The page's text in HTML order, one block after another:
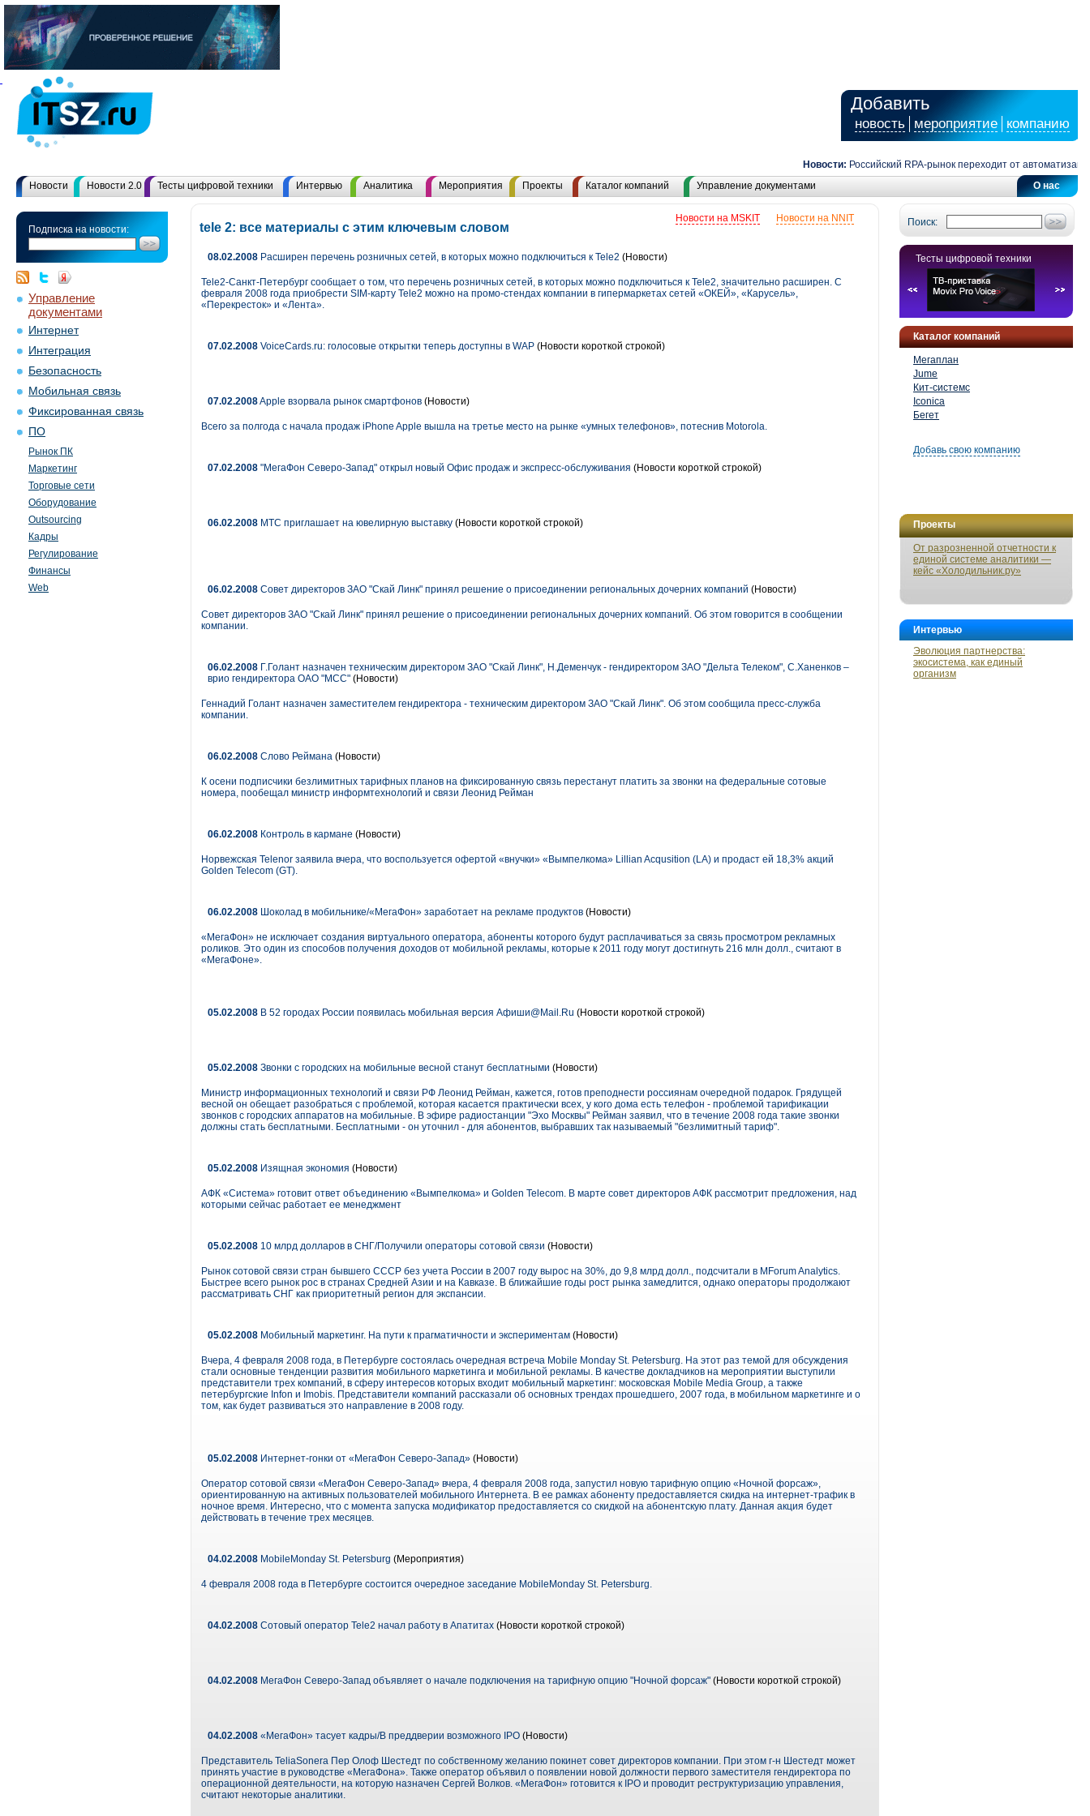
Добавить
новость мероприятие компанию
Новости: Российский RPA-рынок переходит от автоматизации
О нас
Новости Новости 2.0 Тесты цифровой техники Интервью Аналитика Мероприятия Проекты Каталог компаний Управление документами
Подписка на новости:
Управление
документами
Интернет
Интеграция
Безопасность
Мобильная связь
Фиксированная связь
ПО
Рынок ПК
Маркетинг
Торговые сети
Оборудование
Outsourcing
Кадры
Регулирование
Финансы
Web
Поиск:
Тесты цифровой техники
Каталог компаний
Мегаплан
Jume
Кит-системс
Iconica
Бегет
Добавь свою компанию
Проекты
От разрозненной отчетности к
единой системе аналитики —
кейс «Холодильник.ру»
Интервью
Эволюция партнерства:
экосистема, как единый
организм
Новости на NNIT
Новости на MSKIT
tele 2: все материалы с этим ключевым словом
08.02.2008 Расширен перечень розничных сетей, в которых можно подключиться к Tele2 (Новости)
Tele2-Санкт-Петербург сообщает о том, что перечень розничных сетей, в которых можно подключиться к Tele2, значительно расширен. С
февраля 2008 года приобрести SIM-карту Tele2 можно на промо-стендах компании в гипермаркетах сетей «ОКЕЙ», «Карусель»,
«Перекресток» и «Лента».
07.02.2008 VoiceCards.ru: голосовые открытки теперь доступны в WAP (Новости короткой строкой)
07.02.2008Apple взорвала рынок смартфонов (Новости)
Всего за полгода с начала продаж iPhone Apple вышла на третье место на рынке «умных телефонов», потеснив Motorola.
07.02.2008 "МегаФон Северо-Запад" открыл новый Офис продаж и экспресс-обслуживания (Новости короткой строкой)
06.02.2008 МТС приглашает на ювелирную выставку (Новости короткой строкой)
06.02.2008 Совет директоров ЗАО "Скай Линк" принял решение о присоединении региональных дочерних компаний (Новости)
Совет директоров ЗАО "Скай Линк" принял решение о присоединении региональных дочерних компаний. Об этом говорится в сообщении
компании.
06.02.2008 Г.Голант назначен техническим директором ЗАО "Скай Линк", Н.Деменчук - гендиректором ЗАО "Дельта Телеком", С.Ханенков –
врио гендиректора ОАО "МСС" (Новости)
Геннадий Голант назначен заместителем гендиректора - техническим директором ЗАО "Скай Линк". Об этом сообщила пресс-служба
компании.
06.02.2008 Слово Реймана (Новости)
К осени подписчики безлимитных тарифных планов на фиксированную связь перестанут платить за звонки на федеральные сотовые
номера, пообещал министр информтехнологий и связи Леонид Рейман
06.02.2008 Контроль в кармане (Новости)
Норвежская Telenor заявила вчера, что воспользуется офертой «внучки» «Вымпелкома» Lillian Acqusition (LA) и продаст ей 18,3% акций
Golden Telecom (GT).
06.02.2008 Шоколад в мобильнике/«МегаФон» заработает на рекламе продуктов (Новости)
«МегаФон» не исключает создания виртуального оператора, абоненты которого будут расплачиваться за связь просмотром рекламных
роликов. Это один из способов получения доходов от мобильной рекламы, которые к 2011 го­ду могут достигнуть 216 млн долл., считают в
«МегаФоне».
05.02.2008 В 52 городах России появилась мобильная версия Афиши@Mail.Ru (Новости короткой строкой)
05.02.2008 Звонки с городских на мобильные весной станут бесплатными (Новости)
Министр информационных технологий и связи РФ Леонид Рейман, кажется, готов преподнести россиянам очередной подарок. Грядущей
весной он обещает разобраться с проблемой, которая касается практически всех, у кого дома есть телефон - проблемой тарификации
звонков с городских аппаратов на мобильные. В эфире радиостанции "Эхо Москвы" Рейман заявил, что в течение 2008 года такие звонки
должны стать бесплатными. Бесплатными - он уточнил - для абонентов, выбравших так называемый "безлимитный тариф".
05.02.2008 Изящная экономия (Новости)
АФК «Система» готовит ответ объединению «Вымпелкома» и Golden Telecom. В марте совет директоров АФК рассмотрит предложения, над
которыми сейчас работает ее менеджмент
05.02.2008 10 млрд долларов в СНГ/Получили операторы сотовой связи (Новости)
Рынок сотовой связи стран бывшего СССР без учета России в 2007 году вырос на 30%, до 9,8 млрд долл., подсчитали в MForum Analytics.
Быстрее всего рынок рос в странах Средней Азии и на Кавказе. В ближайшие годы рост рынка замедлится, однако операторы продолжают
рассматривать СНГ как приоритетный регион для экспансии.
05.02.2008 Мобильный маркетинг. На пути к прагматичности и экспериментам (Новости)
Вчера, 4 февраля 2008 года, в Петербурге состоялась очередная встреча Mobile Monday St. Petersburg. На этот раз темой для обсуждения
стали основные тенденции развития мобильного маркетинга и мобильной рекламы. В качестве докладчиков на мероприятии выступили
представители трех компаний, в сферу интересов которых входит мобильный маркетинг: московская Mobile Media Group, а также
петербургские Infon и Imobis. Представители компаний рассказали об основных трендах прошедшего, 2007 года, в мобильном маркетинге и о
том, как будет развиваться это направление в 2008 году.
05.02.2008 Интернет-гонки от «МегаФон Северо-Запад» (Новости)
Оператор сотовой связи «МегаФон Северо-Запад» вчера, 4 февраля 2008 года, запустил новую тарифную опцию «Ночной форсаж»,
ориентированную на активных пользователей мобильного Интернета. В ее рамках абоненту предоставляется скидка на интернет-трафик в
ночное время. Интересно, что с момента запуска модификатор предоставляется со скидкой на абонентскую плату. Данная акция будет
действовать в течение трех месяцев.
04.02.2008 MobileMonday St. Petersburg (Мероприятия)
4 февраля 2008 года в Петербурге состоится очередное заседание MobileMonday St. Petersburg.
04.02.2008 Сотовый оператор Tele2 начал работу в Апатитах (Новости короткой строкой)
04.02.2008 МегаФон Северо-Запад объявляет о начале подключения на тарифную опцию "Ночной форсаж" (Новости короткой строкой)
04.02.2008 «МегаФон» тасует кадры/В преддверии возможного IPO (Новости)
Представитель TeliaSonera Пер Олоф Шестедт по собственному желанию покинет совет директоров компании. При этом г-н Шестедт может
принять участие в руководстве «МегаФона». Также оператор объявил о появлении новой должности первого заместителя гендиректора по
операционной деятельности, на которую назначен Сергей Волков. «МегаФон» готовится к IPO и проводит реструктуризацию управления,
считают некоторые аналитики.